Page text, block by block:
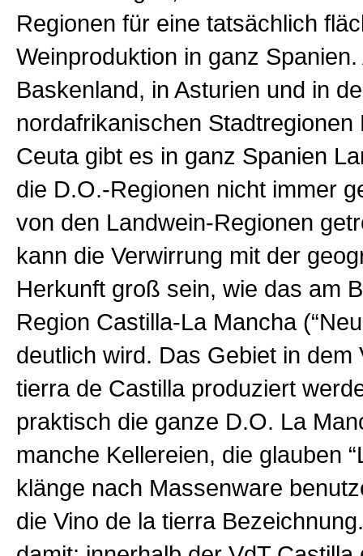
Regionen für eine tatsächlich
Weinproduktion in ganz
Baskenland, in Asturien und in
nordafrikanischen Stadtregionen
Ceuta gibt es in ganz Spanien
die D.O.-Regionen nicht immer
von den Landwein-Regionen
kann die Verwirrung mit der
Herkunft groß sein, wie das am
Region Castilla-La Mancha
deutlich wird. Das Gebiet in dem
tierra de Castilla produziert
praktisch die ganze D.O. La
manche Kellereien, die glauben
klänge nach Massenware
die Vino de la tierra